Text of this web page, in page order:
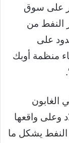
على سوق
النفط من
على
منظمة أوبك
الغابون
وعلى واقعها
النفط يشكل ما